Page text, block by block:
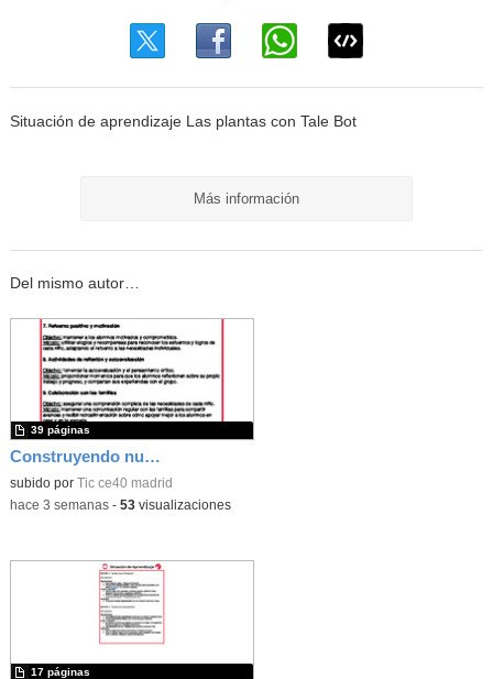
Situación de aprendizaje Las plantas con Tale Bot
Más información
Del mismo autor…
Construyendo nuestro parque de atracciones
subido por Tic ce40 madrid
39 páginas
-hace 3 semanas- 53visualizaciones
17 páginas